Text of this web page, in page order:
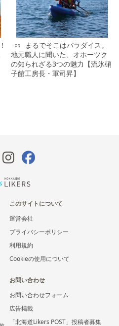
PR
まるでそこはパラダイス。
地元職人に聞いた、オホーツク
の知られざる3つの魅力【流氷硝
子館工房長・軍司昇】
このサイトについて
運営会社
プライバシーポリシー
利用規約
Cookieの使用について
お問い合わせ
お問い合わせフォーム
広告掲載
「北海道Likers POST」投稿者募集